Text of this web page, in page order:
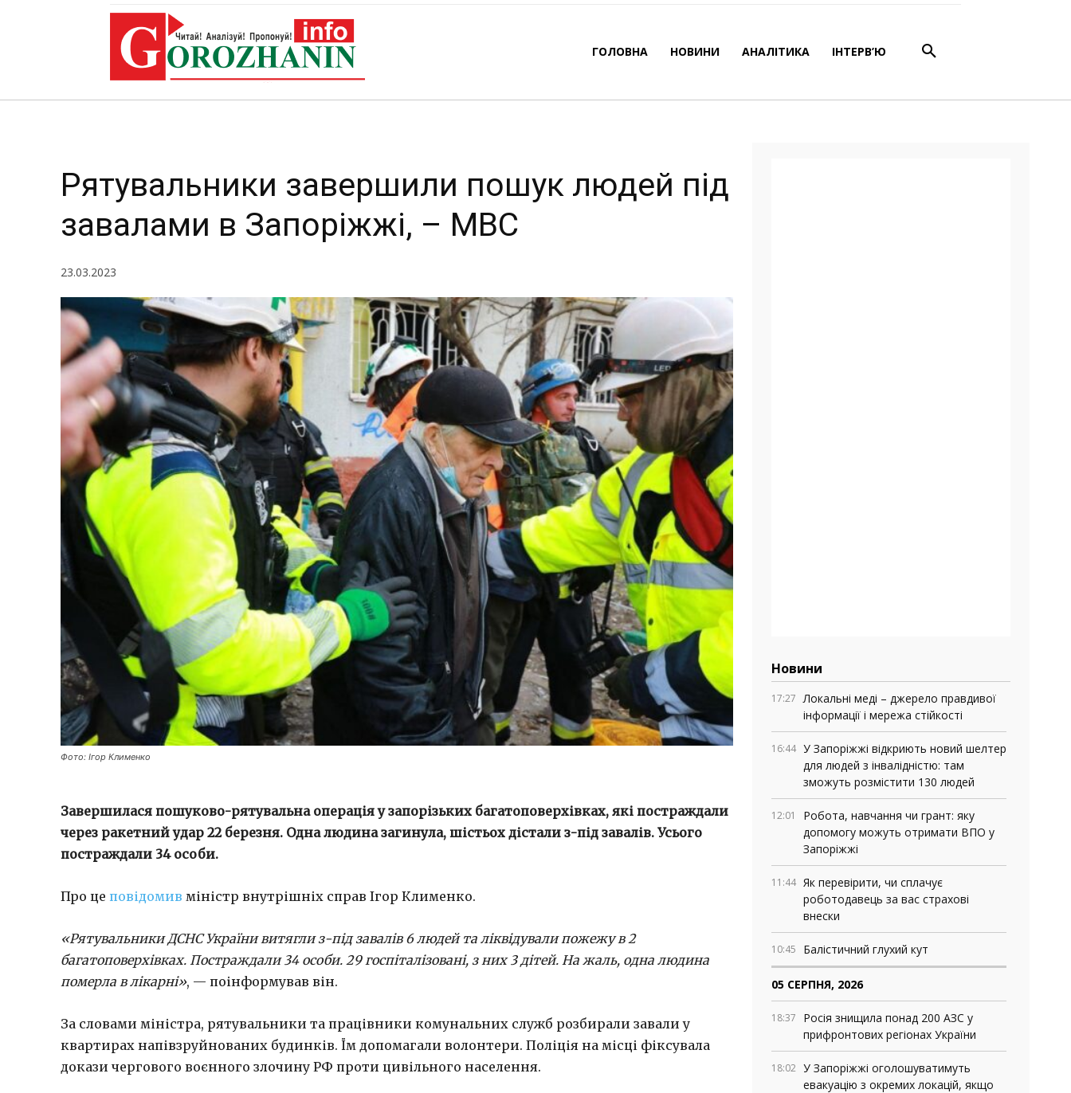
ГОЛОВНА НОВИНИ АНАЛІТИКА ІНТЕРВ’Ю
завалами в Запоріжжі, – МВС
Рятувальники завершили пошук людей під
завалами в Запоріжжі, – МВС
23.03.2023
Фото: Ігор Клименко
Завершилася пошуково-рятувальна операція у запорізьких багатоповерхівках, які постраждали
через ракетний удар 22 березня. Одна людина загинула, шістьох дістали з-під завалів. Усього
постраждали 34 особи.
Про це повідомив міністр внутрішніх справ Ігор Клименко.
«Рятувальники ДСНС України витягли з-під завалів 6 людей та ліквідували пожежу в 2
багатоповерхівках. Постраждали 34 особи. 29 госпіталізовані, з них 3 дітей. На жаль, одна людина
померла в лікарні», — поінформував він.
За словами міністра, рятувальники та працівники комунальних служб розбирали завали у
квартирах напівзруйнованих будинків. Їм допомагали волонтери. Поліція на місці фіксувала
докази чергового воєнного злочину РФ проти цивільного населення.
Новини
17:27 Локальні меді – джерело правдивої
інформації і мережа стійкості
16:44 У Запоріжжі відкриють новий шелтер
для людей з інвалідністю: там
зможуть розмістити 130 людей
12:01
Робота, навчання чи грант: яку
допомогу можуть отримати ВПО у
Запоріжжі
11:44 Як перевірити, чи сплачує
роботодавець за вас страхові
внески
10:45 Балістичний глухий кут
05 СЕРПНЯ, 2026
18:37
Росія знищила понад 200 АЗС у
прифронтових регіонах України
18:02 У Запоріжжі оголошуватимуть
евакуацію з окремих локацій, якщо